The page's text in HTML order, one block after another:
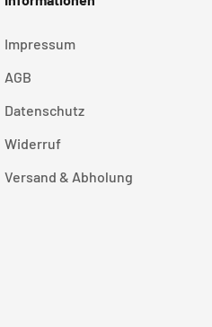
Impressum
AGB
Datenschutz
Widerruf
Versand & Abholung